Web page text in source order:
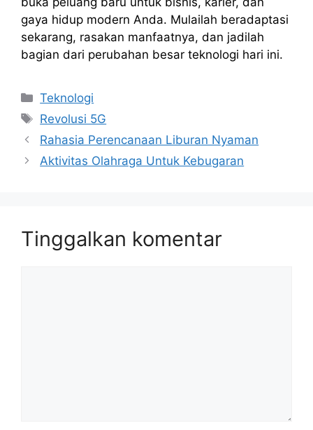
gaya hidup modern Anda. Mulailah beradaptasi
sekarang, rasakan manfaatnya, dan jadilah
bagian dari perubahan besar teknologi hari ini.
Kategori
Teknologi
Tag
Revolusi 5G
Rahasia Perencanaan Liburan Nyaman
Aktivitas Olahraga Untuk Kebugaran
Tinggalkan komentar